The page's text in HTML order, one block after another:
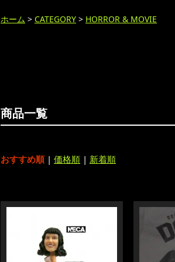
ホーム > CATEGORY > HORROR & MOVIE
商品一覧
おすすめ順| 価格順 | 新着順